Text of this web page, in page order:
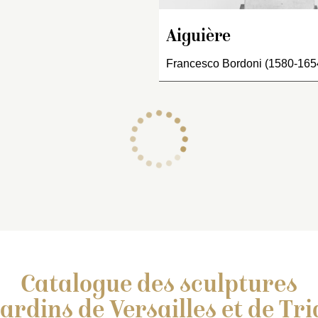
Aiguière
Francesco Bordoni (1580-
des feuilles de refend. Sur
le corps est un mascaron,
sur quoy porte…
Catalogue des sculptures
de Versailles et de